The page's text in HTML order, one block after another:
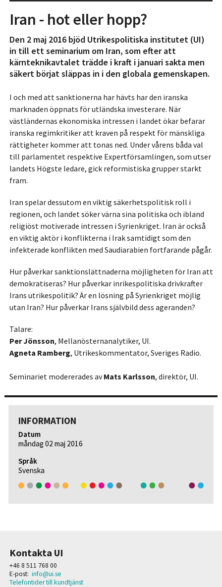
Iran - hot eller hopp?
Den 2 maj 2016 bjöd Utrikespolitiska institutet (UI)
in till ett seminarium om Iran, som efter att
kärnteknikavtalet trädde i kraft i januari sakta men
säkert börjat släppas in i den globala gemenskapen.
I och med att sanktionerna har hävts har den iranska
marknaden öppnats för utländska investerare. När
västländernas ekonomiska intressen i landet ökar befarar
iranska regimkritiker att kraven på respekt för mänskliga
rättigheter kommer att tonas ned. Under vårens båda val
till parlamentet respektive Expertförsamlingen, som utser
landets Högste ledare, gick reformistiska grupper starkt
fram.
Iran spelar dessutom en viktig säkerhetspolitisk roll i
regionen, och landet söker värna sina politiska och ibland
religiöst motiverade intressen i Syrienkriget. Iran är också
en viktig aktör i konflikterna i Irak samtidigt som den
infekterade konflikten med Saudiarabien fortfarande pågår.
Hur påverkar sanktionslättnaderna möjligheten för Iran att
demokratiseras? Hur påverkar inrikespolitiska drivkrafter
Irans utrikespolitik? Är en lösning på Syrienkriget möjlig
utan Iran? Hur påverkar Irans självbild dess ageranden?
Talare:
Per Jönsson, Mellanösternanalytiker, UI.
Agneta Ramberg, Utrikeskommentator, Sveriges Radio.
Seminariet modererades avMats Karlsson, direktör, UI.
INFORMATION
Datum
måndag 02 maj 2016
Språk
Svenska
Kontakta UI
+46 8 511 768 00
E-post: info@ui.se
Telefontider till kundtjänst